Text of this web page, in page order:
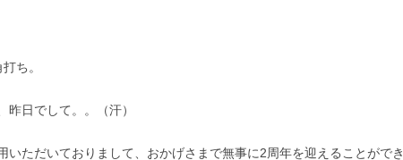
ち。
昨日でして。。（汗）
いただいておりまして、おかげさまで無事に2周年を迎えることができ